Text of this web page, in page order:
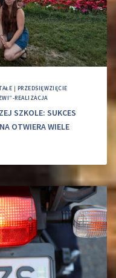
| PRZEDSIĘWZIĘCIE
REALIZACJA
SZKOLE: SUKCES
OTWIERA WIELE